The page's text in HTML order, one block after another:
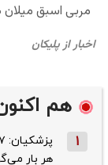
هم
1
هر بار